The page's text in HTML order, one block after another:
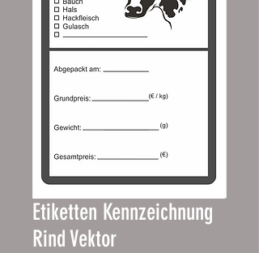
Etiketten Kennzeichnung
Rind Vektor